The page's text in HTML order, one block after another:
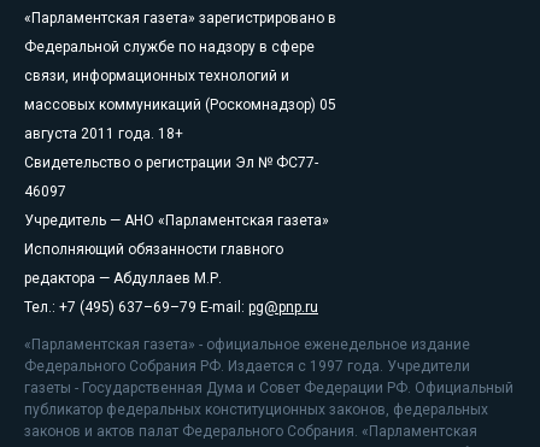
«Парламентская газета» зарегистрировано в
Федеральной службе по надзору в сфере
связи, информационных технологий и
массовых коммуникаций (Роскомнадзор) 05
августа 2011 года. 18+
Свидетельство о регистрации Эл № ФС77-
46097
Учредитель — АНО «Парламентская газета»
Исполняющий обязанности главного
редактора — Абдуллаев М.Р.
Тел.: +7 (495) 637–69–79 E-mail: pg@pnp.ru
«Парламентская газета» - официальное еженедельное издание
Федерального Собрания РФ. Издается с 1997 года. Учредители
газеты - Государственная Дума и Совет Федерации РФ. Официальный
публикатор федеральных конституционных законов, федеральных
законов и актов палат Федерального Собрания. «Парламентская